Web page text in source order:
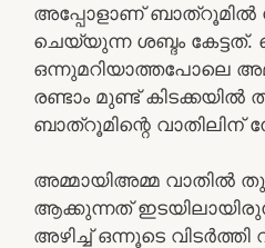
അപ്പോളാണ് ബാത്റൂമിൽ
ചെയ്യുന്ന ശബ്ദം കേട്ടത്.
ഒന്നുമറിയാത്തപോലെ
രണ്ടാം മുണ്ട് കിടക്കയിൽ
ബാത്റൂമിന്റെ വാതിലിന്
അമ്മായിഅമ്മ വാതിൽ
ആക്കുന്നത്
അഴിച്ച് ഒന്നൂടെ വിടർത്തി